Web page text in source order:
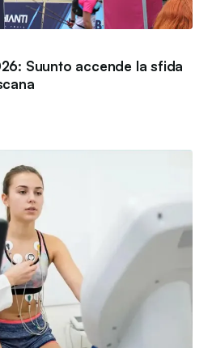
Suunto accende la sfida